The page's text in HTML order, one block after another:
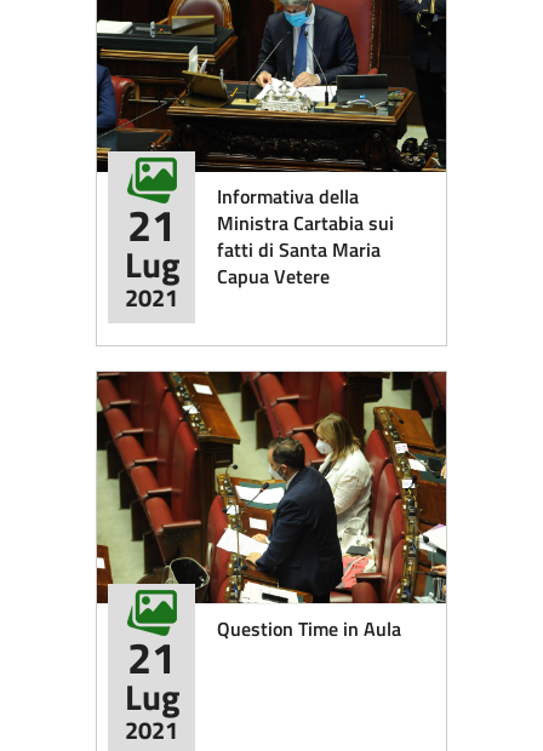
Informativa della
Ministra Cartabia sui
fatti di Santa Maria
Capua Vetere
21
Lug
2021
Question Time in Aula
21
Lug
2021